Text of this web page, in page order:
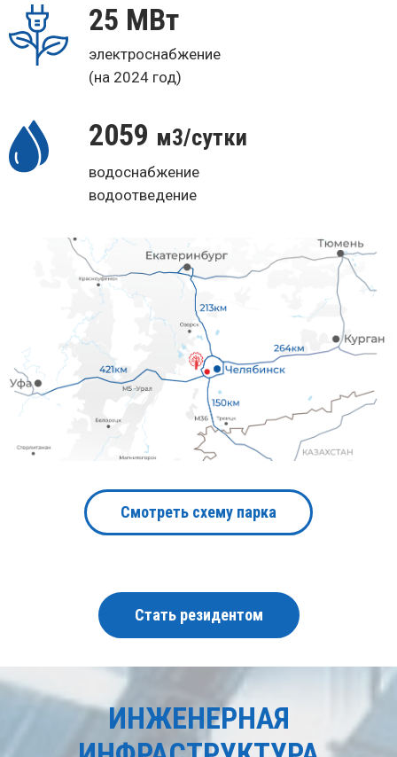
25 МВт
электроснабжение
(на 2024 год)
2059 м3/сутки
водоснабжение
водоотведение
Смотреть схему парка
Стать резидентом
ИНЖЕНЕРНАЯ